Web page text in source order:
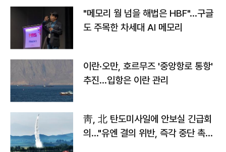
"메모리 월 넘을 해법은 HBF"…구글
도 주목한 차세대 AI 메모리
이란·오만, 호르무즈 '중앙항로 통항'
추진…입항은 이란 관리
靑, 北 탄도미사일에 안보실 긴급회
의…"유엔 결의 위반, 즉각 중단 촉